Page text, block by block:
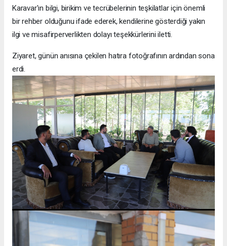
Karavar'ın bilgi, birikim ve tecrübelerinin teşkilatlar için önemli
bir rehber olduğunu ifade ederek, kendilerine gösterdiği yakın
ilgi ve misafirperverlikten dolayı teşekkürlerini iletti.
Ziyaret, günün anısına çekilen hatıra fotoğrafının ardından sona
erdi.